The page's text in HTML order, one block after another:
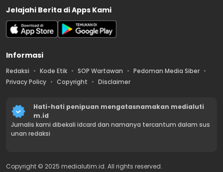
Jelajahi Berita di Apps Kami
Informasi
Redaksi Kode Etik SOP Wartawan
Pedoman Media Siber
Privacy Policy
Copyright Disclaimer
Hati-hati penipuan mengatasnamakan medialuti
m.id
Jurnalis kami dibekali idcard dan namanya tercantum dalam sus
unan redaksi
Copyright © 2025 medialutim.id. All rights reserved.